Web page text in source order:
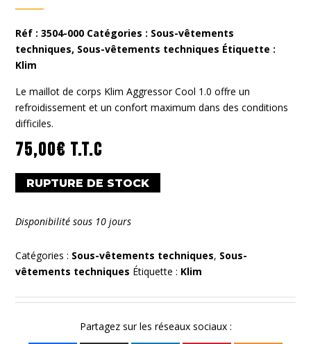
Réf :3504-000 Catégories : Sous-vêtements
techniques, Sous-vêtements techniques Étiquette :
Klim
Le maillot de corps Klim Aggressor Cool 1.0 offre un
refroidissement et un confort maximum dans des conditions
difficiles.
75,00€ T.T.C
RUPTURE DE STOCK
Disponibilité sous 10 jours
Catégories : Sous-vêtements techniques, Sous-
vêtements techniques Étiquette : Klim
Partagez sur les réseaux sociaux :